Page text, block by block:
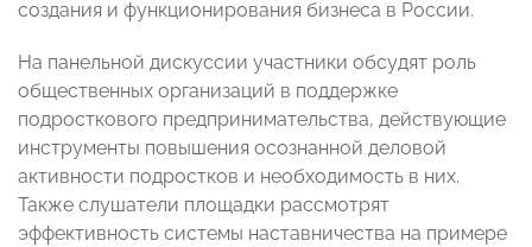
создания и функционирования бизнеса в России.
На панельной дискуссии участники обсудят роль
общественных организаций в поддержке
подросткового предпринимательства, действующие
инструменты повышения осознанной деловой
активности подростков и необходимость в них.
Также слушатели площадки рассмотрят
эффективность системы наставничества на примере